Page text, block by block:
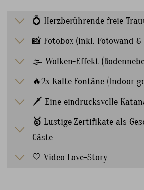
💍 Herzberührende freie
📸 Fotobox (inkl. Fotowand
🌫 Wolken-Effekt
🔥2x Kalte Fontäne (Indoor
🗡 Eine eindrucksvolle
🥇 Lustige Zertifikate als
Gäste
🤍 Video Love-Story